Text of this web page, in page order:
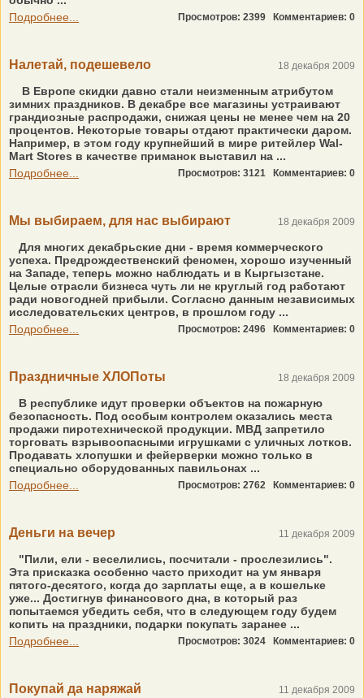
Подробнее...
Просмотров: 2399 Комментариев: 0
Налетай, подешевело 18 декабря 2009
В Европе скидки давно стали неизменным атрибутом
зимних праздников. В декабре все магазины устраивают
грандиозные распродажи, снижая цены не менее чем на 20
процентов. Некоторые товары отдают практически даром.
Например, в этом году крупнейший в мире ритейлер Wal-
Mart Stores в качестве приманок выставил на ...
Подробнее...
Просмотров: 3121 Комментариев: 0
Мы выбираем, для нас выбирают 18 декабря 2009
Для многих декабрьские дни - время коммерческого
успеха. Предрождественский феномен, хорошо изученный
на Западе, теперь можно наблюдать и в Кыргызстане.
Целые отрасли бизнеса чуть ли не круглый год работают
ради новогодней прибыли. Согласно данным независимых
исследовательских центров, в прошлом году ...
Подробнее...
Просмотров: 2496 Комментариев: 0
Праздничные ХЛОПоты 18 декабря 2009
В республике идут проверки объектов на пожарную
безопасность. Под особым контролем оказались места
продажи пиротехнической продукции. МВД запретило
торговать взрывоопасными игрушками с уличных лотков.
Продавать хлопушки и фейерверки можно только в
специально оборудованных павильонах ...
Подробнее...
Просмотров: 2762 Комментариев: 0
Деньги на вечер 11 декабря 2009
"Пили, ели - веселились, посчитали - прослезились".
Эта присказка особенно часто приходит на ум января
пятого-десятого, когда до зарплаты еще, а в кошельке
уже... Достигнув финансового дна, в который раз
попытаемся убедить себя, что в следующем году будем
копить на праздники, подарки покупать заранее ...
Подробнее...
Просмотров: 3024 Комментариев: 0
Покупай да наряжай 11 декабря 2009